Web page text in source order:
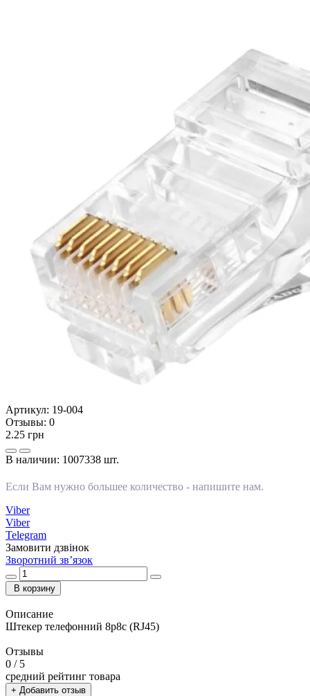
Артикул: 19-004
Отзывы: 0
2.25 грн
В наличии: 1007338 шт.
Если Вам нужно большее количество - напишите нам.
Viber
Viber
Telegram
Замовити дзвінок
Зворотний зв’язок
В корзину
Описание
Штекер телефонний 8p8c (RJ45)
Отзывы
0 / 5
средний рейтинг товара
+ Добавить отзыв